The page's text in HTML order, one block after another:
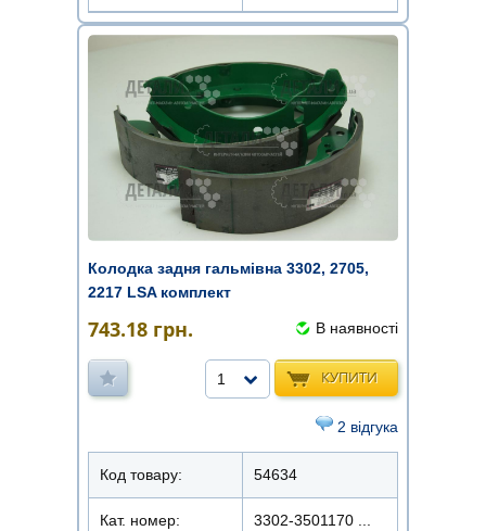
Колодка задня гальмівна 3302, 2705,
2217 LSA комплект
743.18 грн. В наявності
КУПИТИ
1
2 відгука
Код товару: 54634
Кат. номер: 3302-3501170 ...